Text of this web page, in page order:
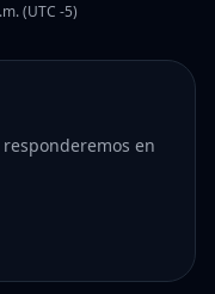
(UTC -5)
en